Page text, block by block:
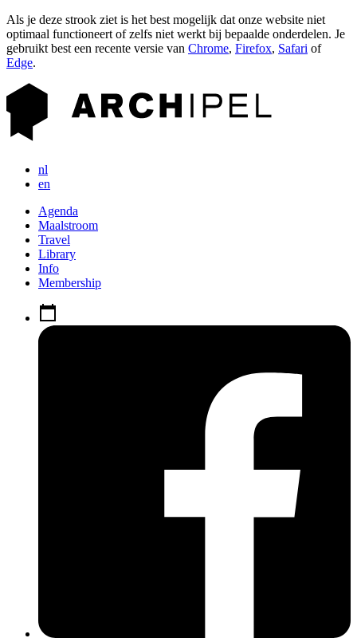
Als je deze strook ziet is het best mogelijk dat onze website niet
optimaal functioneert of zelfs niet werkt bij bepaalde onderdelen. Je
gebruikt best een recente versie van Chrome, Firefox, Safari of
Edge.
nl
en
Agenda
Maalstroom
Travel
Library
Info
Membership